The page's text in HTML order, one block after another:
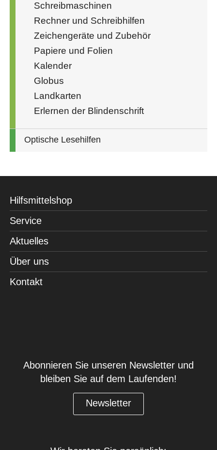
Schreibmaschinen
Rechner und Schreibhilfen
Zeichengeräte und Zubehör
Papiere und Folien
Kalender
Globus
Landkarten
Erlernen der Blindenschrift
Optische Lesehilfen
Hilfsmittelshop
Service
Aktuelles
Über uns
Kontakt
Abonnieren Sie unseren Newsletter und
bleiben Sie auf dem Laufenden!
Newsletter